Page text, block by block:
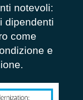
notevoli:
dipendenti
come
e